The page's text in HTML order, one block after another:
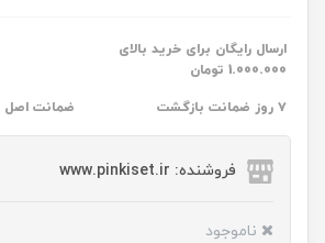
ارسال رایگان برای خرید بالای
1.000.000 تومان
۷ روز ضمانت بازگشت ضمانت اصل
فروشنده: www.pinkiset.ir
ناموجود